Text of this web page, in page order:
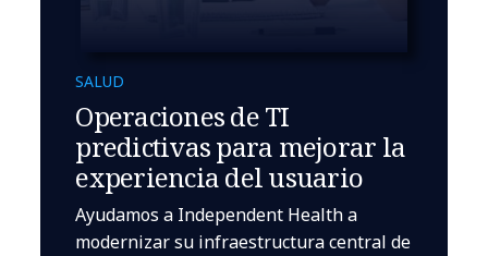
SALUD
Operaciones de TI
predictivas para mejorar la
experiencia del usuario
Ayudamos a Independent Health a
modernizar su infraestructura central de